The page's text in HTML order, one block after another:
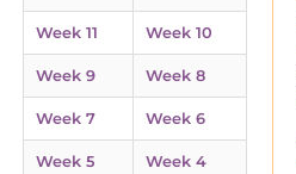
Week 11 Week 10
Week 9 Week 8
Week 7 Week 6
Week 5 Week 4